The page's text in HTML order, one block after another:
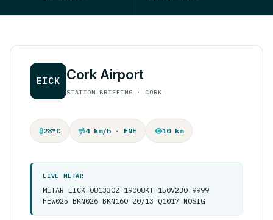
EICK Cork Airport
STATION BRIEFING · CORK
28°C 4 km/h · ENE 10 km
LIVE METAR
METAR EICK 081330Z 19008KT 150V230 9999
FEW025 BKN026 BKN160 20/13 Q1017 NOSIG